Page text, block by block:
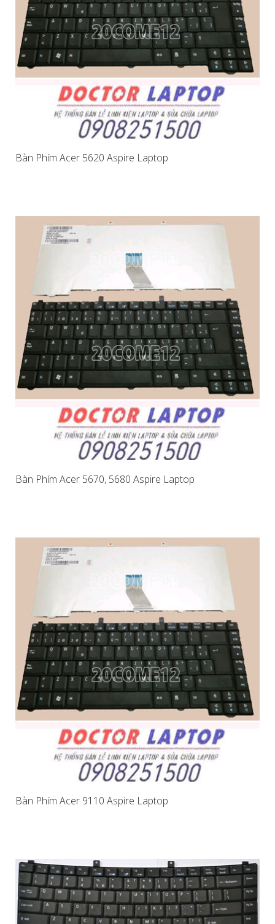
Bàn Phím Acer 5620 Aspire Laptop
Bàn Phím Acer 5670, 5680 Aspire Laptop
Bàn Phím Acer 9110 Aspire Laptop